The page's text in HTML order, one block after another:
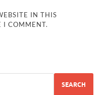
Mandir: सोमनाथ में पीएम मोदी ने
औपनिवेशिक मानसिकता से रेलवे को
IN THIS
I COMMENT.
SEARCH